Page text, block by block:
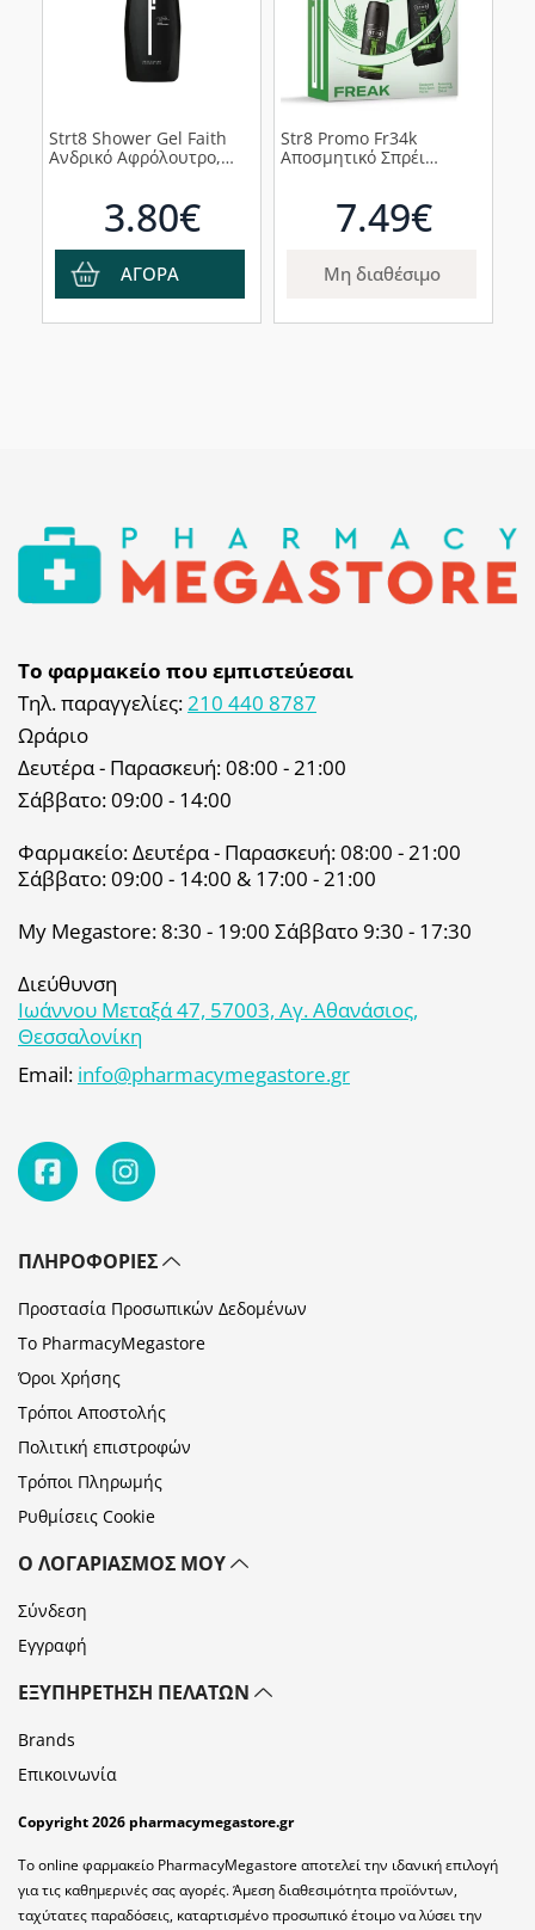
Strt8 Shower Gel Faith
Ανδρικό Αφρόλουτρο,
3.80€
ΑΓΟΡΑ
Str8 Promo Fr34k
Αποσμητικό Σπρέι
7.49€
Μη διαθέσιμο
Το φαρμακείο που εμπιστεύεσαι
Τηλ. παραγγελίες:210 440 8787
Ωράριο
Δευτέρα - Παρασκευή: 08:00 - 21:00
Σάββατο: 09:00 - 14:00
Φαρμακείο: Δευτέρα - Παρασκευή: 08:00 - 21:00
Σάββατο: 09:00 - 14:00 & 17:00 - 21:00
My Megastore: 8:30 - 19:00 Σάββατο 9:30 - 17:30
Διεύθυνση
Ιωάννου Μεταξά 47, 57003, Αγ. Αθανάσιος,
Θεσσαλονίκη
Email: info@pharmacymegastore.gr
ΠΛΗΡΟΦΟΡΊΕΣ
Προστασία Προσωπικών Δεδομένων
Το PharmacyMegastore
Όροι Χρήσης
Τρόποι Αποστολής
Πολιτική επιστροφών
Τρόποι Πληρωμής
Ρυθμίσεις Cookie
Ο ΛΟΓΑΡΙΑΣΜΌΣ ΜΟΥ
Σύνδεση
Εγγραφή
ΕΞΥΠΗΡΈΤΗΣΗ ΠΕΛΑΤΏΝ
Brands
Επικοινωνία
Copyright 2026 pharmacymegastore.gr
Το online φαρμακείο PharmacyMegastore αποτελεί την ιδανική επιλογή
για τις καθημερινές σας αγορές. Άμεση διαθεσιμότητα προϊόντων,
ταχύτατες παραδόσεις, καταρτισμένο προσωπικό έτοιμο να λύσει την